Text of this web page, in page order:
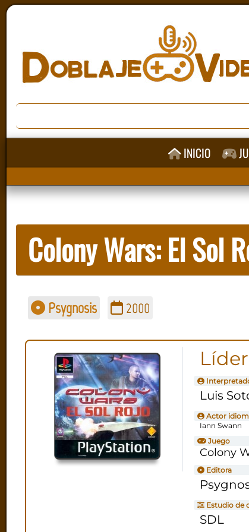
INICIO
Colony Wars: El Sol
Psygnosis 2000
Luis
Actor
Iann Swann
Juego
Colony
Editora
Estudio de
SDL